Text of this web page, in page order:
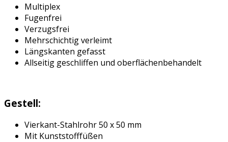
Multiplex
Fugenfrei
Verzugsfrei
Mehrschichtig verleimt
Längskanten gefasst
Allseitig geschliffen und oberflächenbehandelt
Gestell:
Vierkant-Stahlrohr 50 x 50 mm
Mit Kunststofffüßen